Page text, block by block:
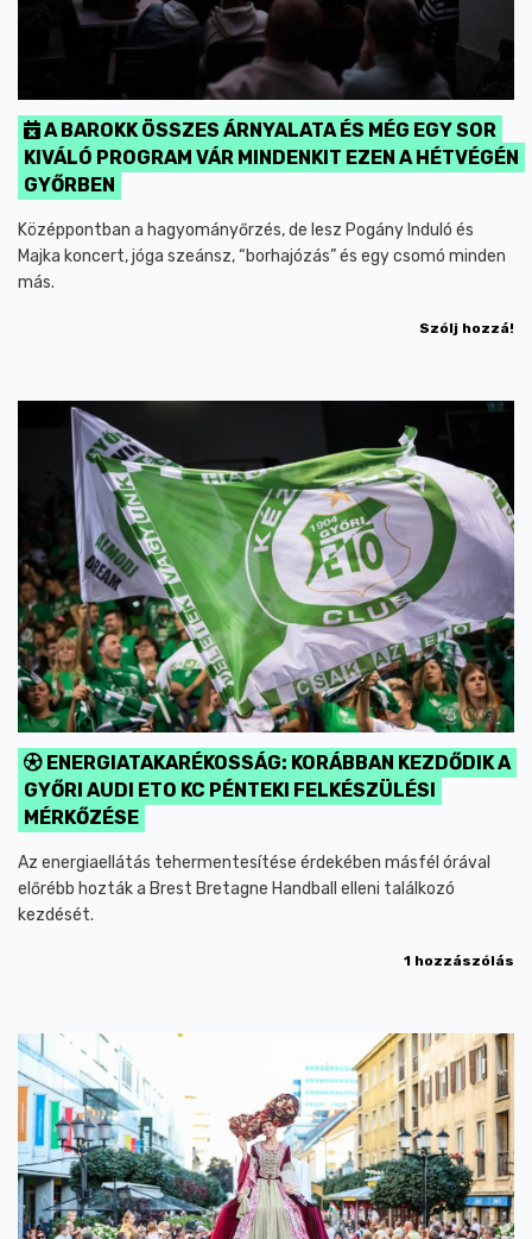
A BAROKK ÖSSZES ÁRNYALATA ÉS MÉG EGY SOR
KIVÁLÓ PROGRAM VÁR MINDENKIT EZEN A HÉTVÉGÉN
GYŐRBEN
Középpontban a hagyományőrzés, de lesz Pogány Induló és
Majka koncert, jóga szeánsz, “borhajózás” és egy csomó minden
más.
Szólj hozzá!
ENERGIATAKARÉKOSSÁG: KORÁBBAN KEZDŐDIK A
GYŐRI AUDI ETO KC PÉNTEKI FELKÉSZÜLÉSI
MÉRKŐZÉSE
Az energiaellátás tehermentesítése érdekében másfél órával
előrébb hozták a Brest Bretagne Handball elleni találkozó
kezdését.
1 hozzászólás